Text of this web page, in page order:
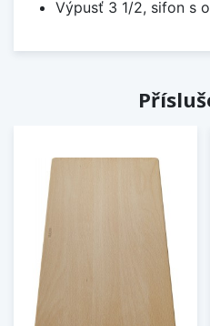
Výpusť 3 1/2, sifon s